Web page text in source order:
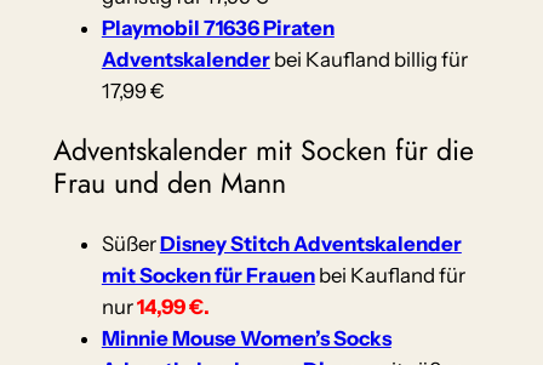
Playmobil 71636 Piraten
Adventskalenderbei Kaufland billig für
17,99 €
Adventskalender mit Socken für die
Frau und den Mann
SüßerDisney Stitch Adventskalender
mit Socken für Frauenbei Kaufland für
nur14,99 €.
Minnie Mouse Women’s Socks